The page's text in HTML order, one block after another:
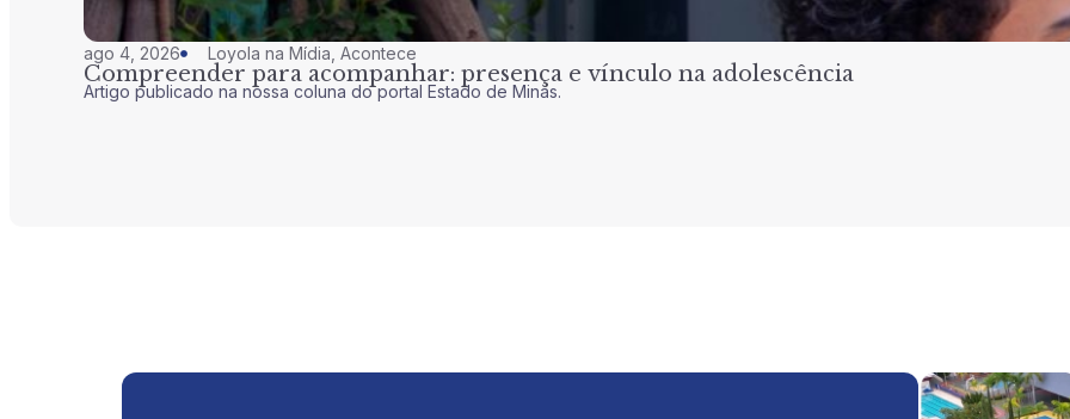
ago 4, 2026 Loyola na Mídia Acontece
Compreender para acompanhar: presença e vínculo na adolescência
Artigo publicado na nossa coluna do portal Estado de Minas.